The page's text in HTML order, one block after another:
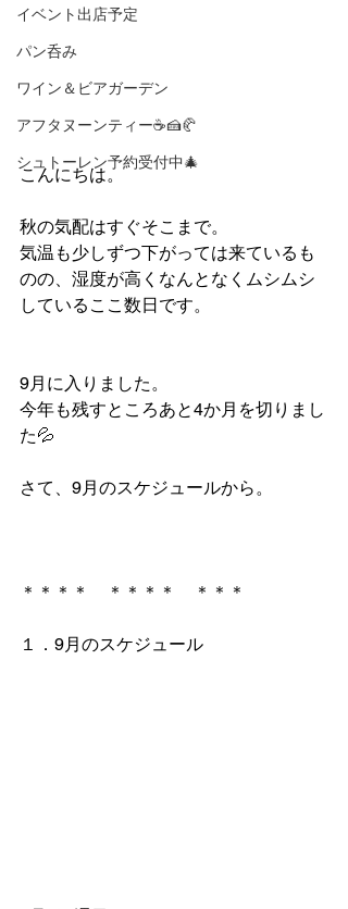
イベント出店予定
パン呑み
ワイン＆ビアガーデン
アフタヌーンティー☕🍰🥐
シュトーレン予約受付中🎄
こんにちは。
秋の気配はすぐそこまで。
気温も少しずつ下がっては来ているも
のの、湿度が高くなんとなくムシムシ
しているここ数日です。
9月に入りました。
今年も残すところあと4か月を切りまし
た💦
さて、9月のスケジュールから。
＊＊＊＊　＊＊＊＊　＊＊＊
１．9月のスケジュール